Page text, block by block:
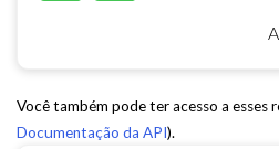
Você também pode ter acesso a esses
Documentação da API).